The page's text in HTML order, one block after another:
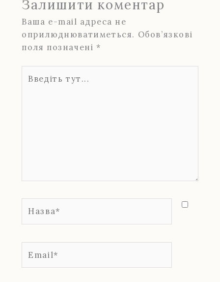
Залишити коментар
Ваша e-mail адреса не
оприлюднюватиметься. Обов’язкові
поля позначені *
тут...